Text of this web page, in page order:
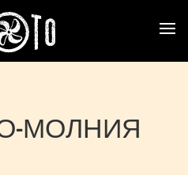
МОЛНИЯ